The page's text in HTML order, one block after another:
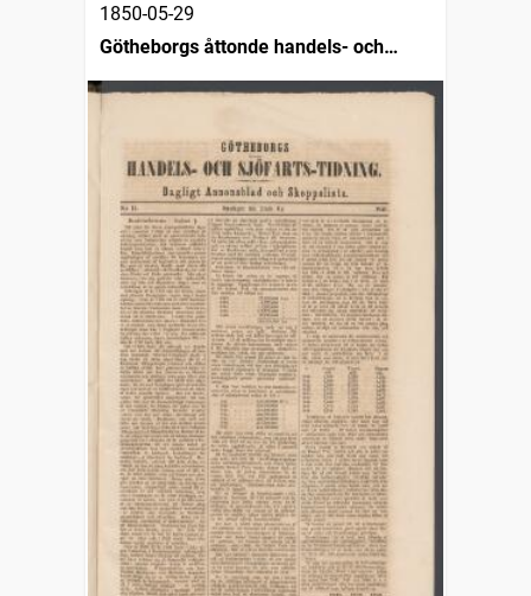
1850-05-29
Götheborgs åttonde handels- och
sjöfartstidning, dagligt annonsblad och
skeppslista